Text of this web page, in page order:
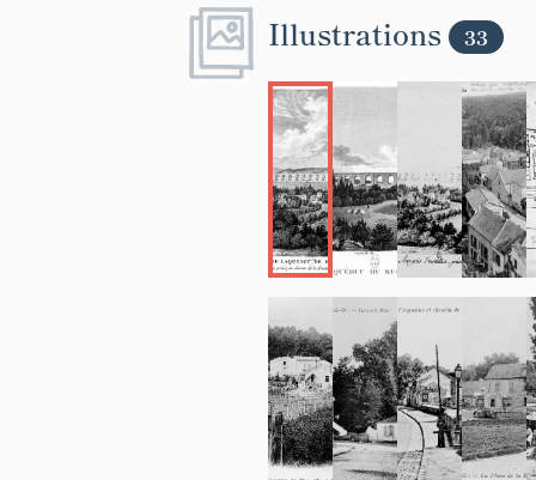
Illustrations 33